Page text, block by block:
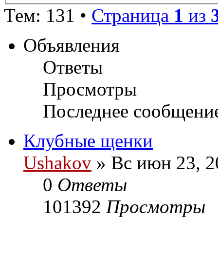
Тем: 131 • Страница 1 из
Объявления
Ответы
Просмотры
Последнее
Клубные щенки
Ushakov » Вс июн 23,
0 Ответы
101392 Просмотры